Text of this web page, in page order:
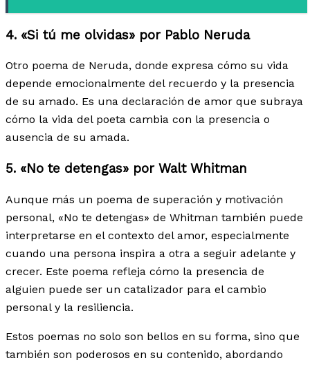
4. «Si tú me olvidas» por Pablo Neruda
Otro poema de Neruda, donde expresa cómo su vida
depende emocionalmente del recuerdo y la presencia
de su amado. Es una declaración de amor que subraya
cómo la vida del poeta cambia con la presencia o
ausencia de su amada.
5. «No te detengas» por Walt Whitman
Aunque más un poema de superación y motivación
personal, «No te detengas» de Whitman también puede
interpretarse en el contexto del amor, especialmente
cuando una persona inspira a otra a seguir adelante y
crecer. Este poema refleja cómo la presencia de
alguien puede ser un catalizador para el cambio
personal y la resiliencia.
Estos poemas no solo son bellos en su forma, sino que
también son poderosos en su contenido, abordando